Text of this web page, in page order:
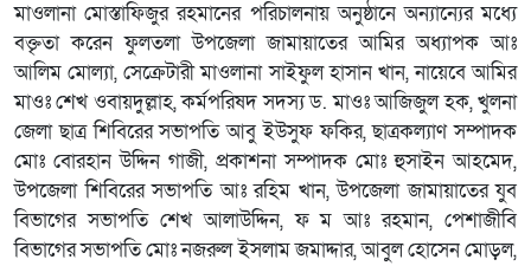
মাওলানা মোস্তাফিজুর রহমানের পরিচালনায় অনুষ্ঠানে অন্যান্যের মধ্যে
বক্তৃতা করেন ফুলতলা উপজেলা জামায়াতের আমির অধ্যাপক আঃ
আলিম মোল্যা, সেক্রেটারী মাওলানা সাইফুল হাসান খান, নায়েবে আমির
মাওঃ শেখ ওবায়দুল্লাহ, কর্মপরিষদ সদস্য ড. মাওঃ আজিজুল হক, খুলনা
জেলা ছাত্র শিবিরের সভাপতি আবু ইউসুফ ফকির, ছাত্রকল্যাণ সম্পাদক
মোঃ বোরহান উদ্দিন গাজী, প্রকাশনা সম্পাদক মোঃ হুসাইন আহমেদ,
উপজেলা শিবিরের সভাপতি আঃ রহিম খান, উপজেলা জামায়াতের যুব
বিভাগের সভাপতি শেখ আলাউদ্দিন, ফ ম আঃ রহমান, পেশাজীবি
বিভাগের সভাপতি মোঃ নজরুল ইসলাম জমাদ্দার, আবুল হোসেন মোড়ল,